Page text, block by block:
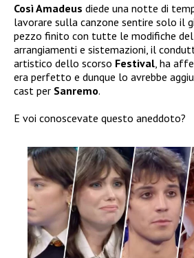
Così Amadeus diede una notte di
lavorare sulla canzone sentire solo il
pezzo finito con tutte le modifiche
arrangiamenti e sistemazioni, il
artistico dello scorso Festival , ha
era perfetto e dunque lo avrebbe
cast per Sanremo.
E voi conoscevate questo aneddoto?